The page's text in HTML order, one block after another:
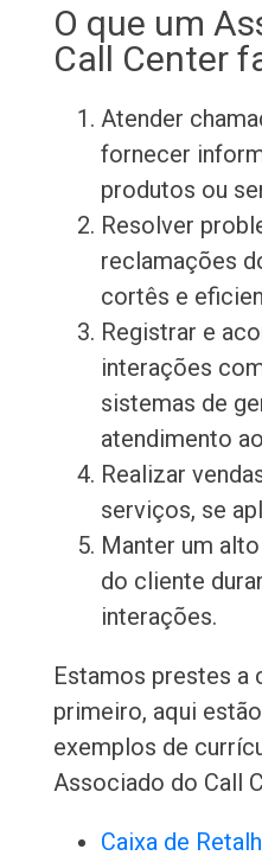
O que um
Call Center
Atender
fornecer
produtos ou
Resolver
reclamações
cortês e
Registrar e
interações
sistemas de
atendimento
Realizar
serviços, se
Manter um
do cliente
interações.
Estamos prestes a
primeiro, aqui
exemplos de
Associado do Call
Caixa de